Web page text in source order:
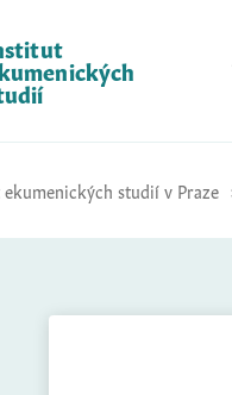
studií v Praze